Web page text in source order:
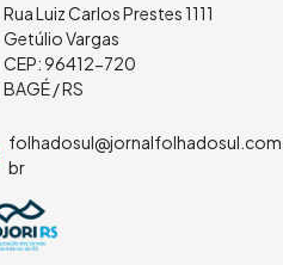
Rua Luiz Carlos Prestes 1111
Getúlio Vargas
CEP: 96412-720
BAGÉ / RS
folhadosul@jornalfolhadosul.com.
br